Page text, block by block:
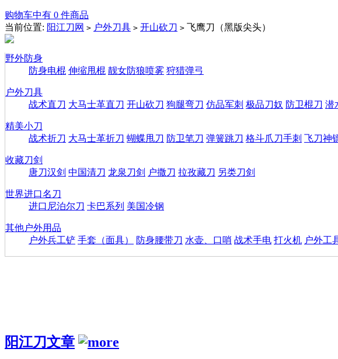
购物车中有 0 件商品
当前位置: 阳江刀网 > 户外刀具 > 开山砍刀 > 飞鹰刀（黑版尖头）
野外防身
防身电棍 伸缩甩棍 靓女防狼喷雾 狩猎弹弓
户外刀具
战术直刀 大马士革直刀 开山砍刀 狗腿弯刀 仿品军刺 极品刀奴 防卫棍刀 潜
精美小刀
战术折刀 大马士革折刀 蝴蝶甩刀 防卫笔刀 弹簧跳刀 格斗爪刀手刺 飞刀神
收藏刀剑
唐刀汉剑 中国清刀 龙泉刀剑 户撒刀 拉孜藏刀 另类刀剑
世界进口名刀
进口尼泊尔刀 卡巴系列 美国冷钢
其他户外用品
户外兵工铲 手套（面具） 防身腰带刀 水壶、口哨 战术手电 打火机 户外工
阳江刀文章